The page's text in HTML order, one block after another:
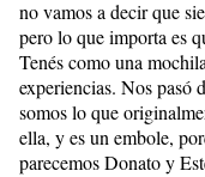
no vamos a decir que
pero lo que importa es
Tenés como una
experiencias. Nos pasó
somos lo que
ella, y es un embole,
parecemos Donato y